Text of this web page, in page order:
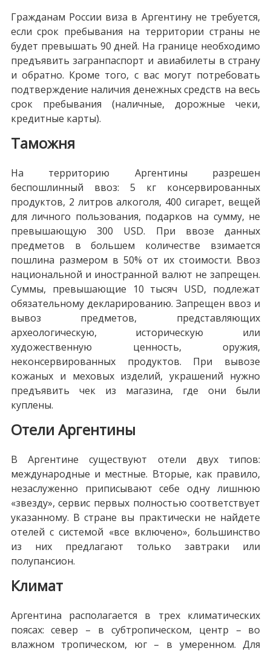
Гражданам России виза в Аргентину не требуется,
если срок пребывания на территории страны не
будет превышать 90 дней. На границе необходимо
предъявить загранпаспорт и авиабилеты в страну
и обратно. Кроме того, с вас могут потребовать
подтверждение наличия денежных средств на весь
срок пребывания (наличные, дорожные чеки,
кредитные карты).
Таможня
На территорию Аргентины разрешен
беспошлинный ввоз: 5 кг консервированных
продуктов, 2 литров алкоголя, 400 сигарет, вещей
для личного пользования, подарков на сумму, не
превышающую 300 USD. При ввозе данных
предметов в большем количестве взимается
пошлина размером в 50% от их стоимости. Ввоз
национальной и иностранной валют не запрещен.
Суммы, превышающие 10 тысяч USD, подлежат
обязательному декларированию. Запрещен ввоз и
вывоз предметов, представляющих
археологическую, историческую или
художественную ценность, оружия,
неконсервированных продуктов. При вывозе
кожаных и меховых изделий, украшений нужно
предъявить чек из магазина, где они были
куплены.
Отели Аргентины
В Аргентине существуют отели двух типов:
международные и местные. Вторые, как правило,
незаслуженно приписывают себе одну лишнюю
«звезду», сервис первых полностью соответствует
указанному. В стране вы практически не найдете
отелей с системой «все включено», большинство
из них предлагают только завтраки или
полупансион.
Климат
Аргентина располагается в трех климатических
поясах: север – в субтропическом, центр – во
влажном тропическом, юг – в умеренном. Для